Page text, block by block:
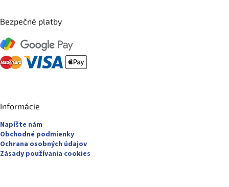
Bezpečné platby
Informácie
Napíšte nám
Obchodné podmienky
Ochrana osobných údajov
Zásady používania cookies